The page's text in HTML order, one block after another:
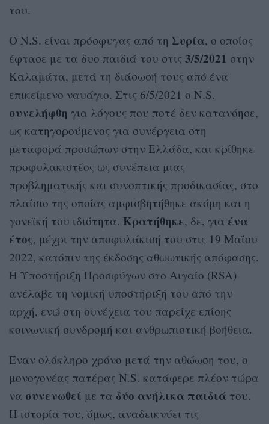
του.
Ο N.S. είναι πρόσφυγας από τη Συρία, ο οποίος
έφτασε με τα δυο παιδιά του στις 3/5/2021 στην
Καλαμάτα, μετά τη διάσωσή τους από ένα
επικείμενο ναυάγιο. Στις 6/5/2021 ο N.S.
συνελήφθη για λόγους που ποτέ δεν κατανόησε,
ως κατηγορούμενος για συνέργεια στη
μεταφορά προσώπων στην Ελλάδα, και κρίθηκε
προφυλακιστέος ως συνέπεια μιας
προβληματικής και συνοπτικής προδικασίας, στο
πλαίσιο της οποίας αμφισβητήθηκε ακόμη και η
γονεϊκή του ιδιότητα. Κρατήθηκε, δε, για ένα
έτος, μέχρι την αποφυλάκισή του στις 19 Μαΐου
2022, κατόπιν της έκδοσης αθωωτικής απόφασης.
Η Υποστήριξη Προσφύγων στο Αιγαίο (RSA)
ανέλαβε τη νομική υποστήριξή του από την
αρχή, ενώ στη συνέχεια του παρείχε επίσης
κοινωνική συνδρομή και ανθρωπιστική βοήθεια.
Έναν ολόκληρο χρόνο μετά την αθώωση του, ο
μονογονέας πατέρας N.S. κατάφερε πλέον τώρα
να συνενωθεί με τα δύο ανήλικα παιδιά του.
Η ιστορία του, όμως, αναδεικνύει τις